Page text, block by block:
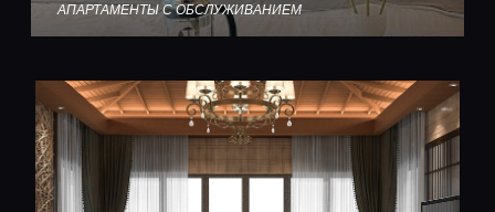
АПАРТАМЕНТЫ С ОБСЛУЖИВАНИЕМ